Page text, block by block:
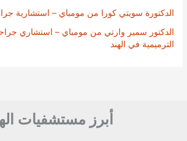
الدكتورة سويتي كورا من مومباي – استشارية
الدكتور سمير وارتي من مومباي – استشاري
الترميمية في الهند
أبرز مستشفيات